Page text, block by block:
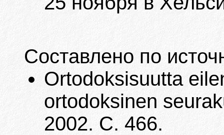
Составлено по
Ortodoksisuutta
ortodoksinen
2002. С. 466.